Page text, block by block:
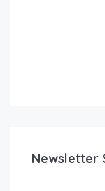
Newsletter